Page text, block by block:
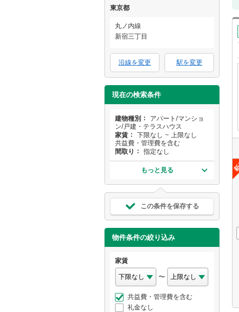
東京都
丸ノ内線
新宿三丁目
沿線を変更 駅を変更
現在の検索条件
建物種別
アパート/マンショ
ン/戸建・テラスハウス
家賃
下限なし ~ 上限なし
共益費・管理費を含む
間取り
指定なし
もっと見る
この条件を保存する
物件条件の絞り込み
家賃
〜
共益費・管理費を含む
礼金なし